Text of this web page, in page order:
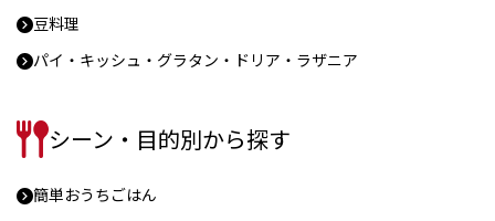
豆料理
パイ・キッシュ・グラタン・ドリア・ラザニア
シーン・目的別から探す
簡単おうちごはん